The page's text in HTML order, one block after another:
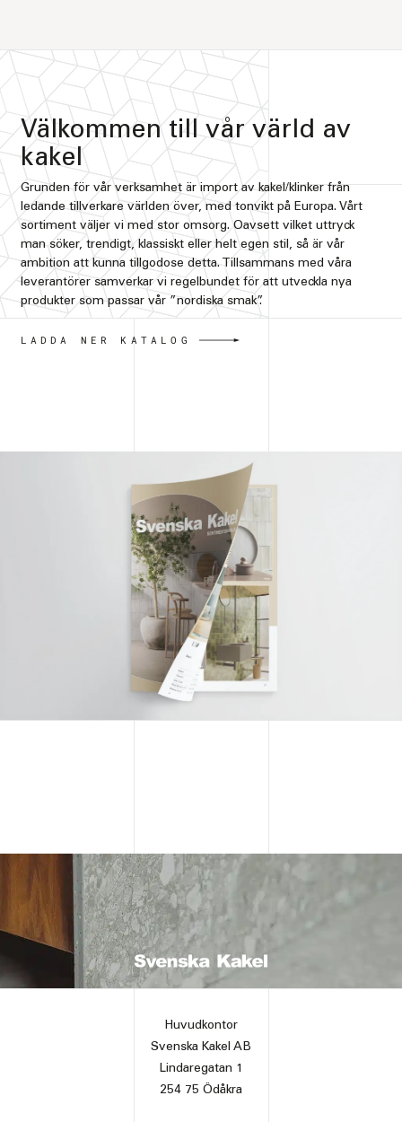
Välkommen till vår värld av
kakel
Grunden för vår verksamhet är import av kakel/klinker från
ledande tillverkare världen över, med tonvikt på Europa. Vårt
sortiment väljer vi med stor omsorg. Oavsett vilket uttryck
man söker, trendigt, klassiskt eller helt egen stil, så är vår
ambition att kunna tillgodose detta. Tillsammans med våra
leverantörer samverkar vi regelbundet för att utveckla nya
produkter som passar vår ”nordiska smak”.
LADDA NER KATALOG
Huvudkontor
Svenska Kakel AB
Lindaregatan 1
254 75 Ödåkra